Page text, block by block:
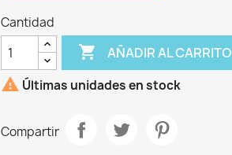
Cantidad
 AÑADIR AL CARRITO
 Últimas unidades en stock
Compartir